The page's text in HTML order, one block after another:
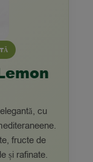
cu
fructe de
și rafinate.